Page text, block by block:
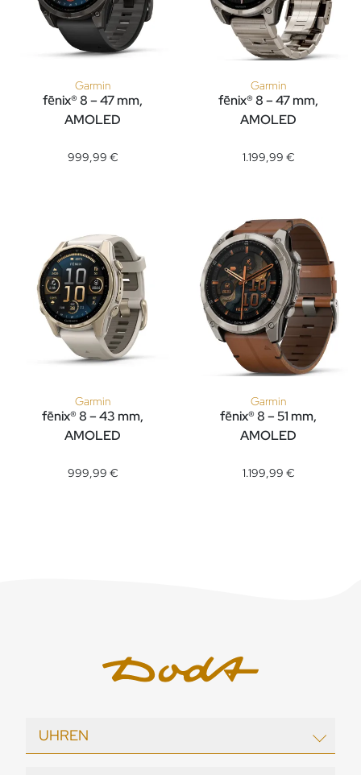
Garmin
fēnix® 8 – 47 mm,
AMOLED
999,99 €
Garmin
fēnix® 8 – 47 mm,
AMOLED
1.199,99 €
Garmin
fēnix® 8 – 43 mm,
AMOLED
999,99 €
Garmin
fēnix® 8 – 51 mm,
AMOLED
1.199,99 €
UHREN